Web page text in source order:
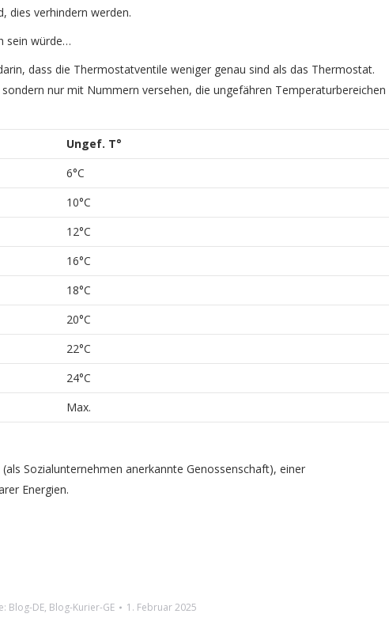
dies verhindern werden.
sein würde…
dass die Thermostatventile weniger genau sind als das Thermostat.
nur mit Nummern versehen, die ungefähren Temperaturbereichen
Ungef. T°
6°C
10°C
12°C
16°C
18°C
20°C
22°C
24°C
Max.
(als Sozialunternehmen anerkannte Genossenschaft), einer
Energien.
Blog-DE, Blog-Kurier-GE 1. Februar 2025